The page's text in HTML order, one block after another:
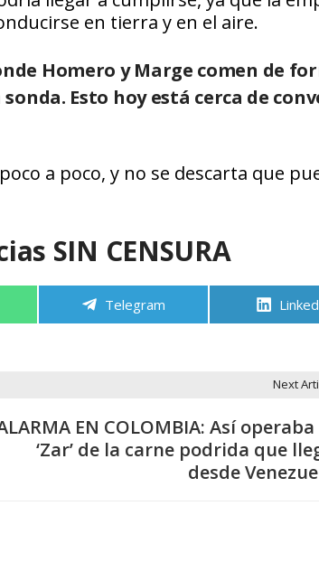
en tierra y en el aire.
Homero y Marge comen de
Esto hoy está cerca de
a poco, y no se descarta que
SIN CENSURA
Compartir
Telegram
Next
EN COLOMBIA: Así operaba
‘Zar’ de la carne podrida que
desde